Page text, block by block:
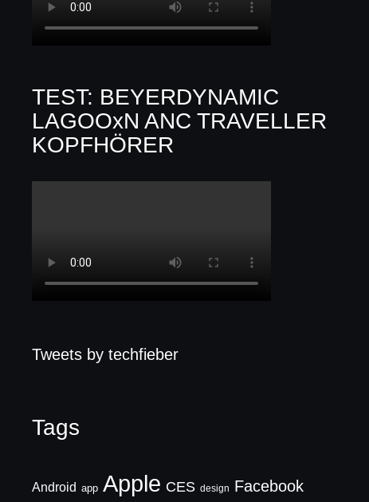
TEST: BEYERDYNAMIC
LAGOOxN ANC TRAVELLER
KOPFHÖRER
Tweets by techfieber
Tags
Android app Apple CES design Facebook